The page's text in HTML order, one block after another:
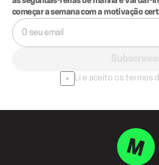
começar a semana com a motivação
Li e aceito os termos